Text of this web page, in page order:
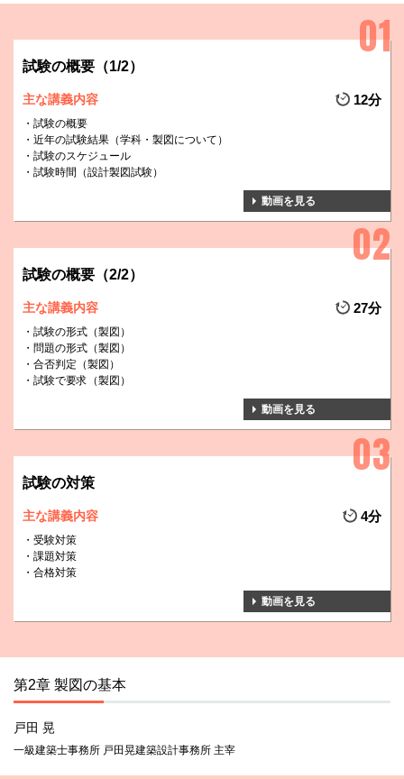
試験の概要（1/2）
主な講義内容 12分
試験の概要
近年の試験結果（学科・製図について）
試験のスケジュール
試験時間（設計製図試験）
動画を見る
試験の概要（2/2）
主な講義内容 27分
試験の形式（製図）
問題の形式（製図）
合否判定（製図）
試験で要求（製図）
動画を見る
試験の対策
主な講義内容 4分
受験対策
課題対策
合格対策
動画を見る
第2章 製図の基本
戸田 晃
一級建築士事務所 戸田晃建築設計事務所 主宰